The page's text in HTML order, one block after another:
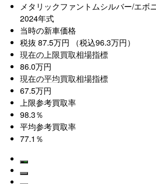
メタリックファントムシルバー/エボ
2024年式
当時の新車価格
税抜 87.5万円 （税込96.3万円）
現在の上限買取相場指標
86.0万円
現在の平均買取相場指標
67.5万円
上限参考買取率
98.3％
平均参考買取率
77.1％